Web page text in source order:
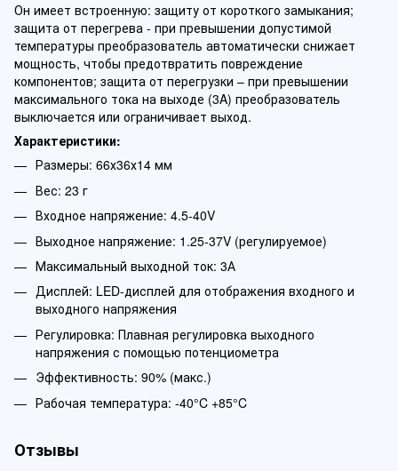
Он имеет встроенную: защиту от короткого замыкания;
защита от перегрева - при превышении допустимой
температуры преобразователь автоматически снижает
мощность, чтобы предотвратить повреждение
компонентов; защита от перегрузки – при превышении
максимального тока на выходе (3A) преобразователь
выключается или ограничивает выход.
Характеристики:
Размеры: 66х36х14 мм
Вес: 23 г
Входное напряжение: 4.5-40V
Выходное напряжение: 1.25-37V (регулируемое)
Максимальный выходной ток: 3А
Дисплей: LED-дисплей для отображения входного и
выходного напряжения
Регулировка: Плавная регулировка выходного
напряжения с помощью потенциометра
Эффективность: 90% (макс.)
Рабочая температура: -40°C +85°C
Отзывы